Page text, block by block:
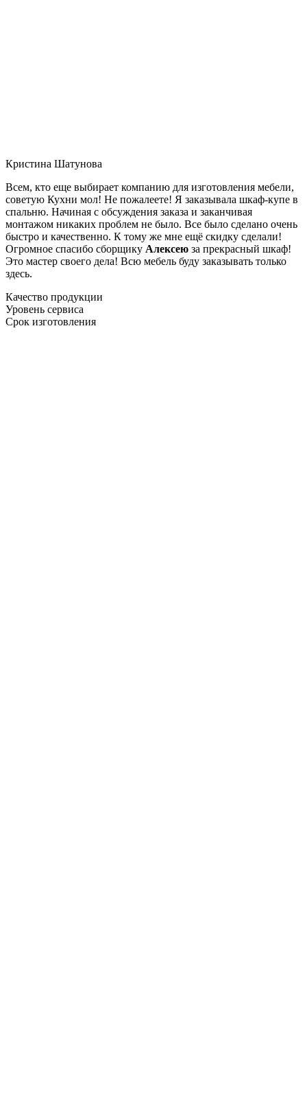
Кристина Шатунова
Всем, кто еще выбирает компанию для изготовления мебели,
советую Кухни мол! Не пожалеете! Я заказывала шкаф-купе в
спальню. Начиная с обсуждения заказа и заканчивая
монтажом никаких проблем не было. Все было сделано очень
быстро и качественно. К тому же мне ещё скидку сделали!
Огромное спасибо сборщику Алексею за прекрасный шкаф!
Это мастер своего дела! Всю мебель буду заказывать только
здесь.
Качество продукции
Уровень сервиса
Срок изготовления